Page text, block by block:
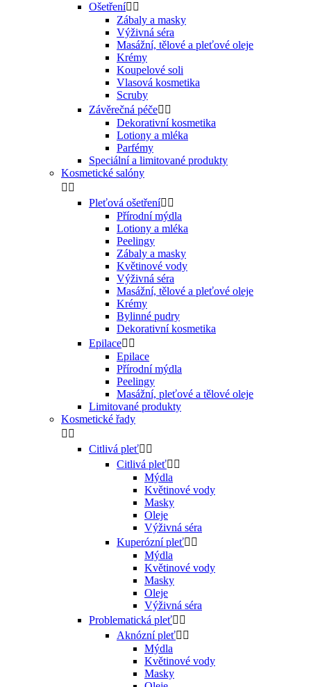
Ošetření 
Zábaly a masky
Výživná séra
Masážní, tělové a pleťové oleje
Krémy
Koupelové soli
Vlasová kosmetika
Scruby
Závěrečná péče 
Dekorativní kosmetika
Lotiony a mléka
Parfémy
Speciální a limitované produkty
Kosmetické salóny
 
Pleťová ošetření 
Přírodní mýdla
Lotiony a mléka
Peelingy
Zábaly a masky
Květinové vody
Výživná séra
Masážní, tělové a pleťové oleje
Krémy
Bylinné pudry
Dekorativní kosmetika
Epilace 
Epilace
Přírodní mýdla
Peelingy
Masážní, pleťové a tělové oleje
Limitované produkty
Kosmetické řady
 
Citlivá pleť 
Citlivá pleť 
Mýdla
Květinové vody
Masky
Oleje
Výživná séra
Kuperózní pleť 
Mýdla
Květinové vody
Masky
Oleje
Výživná séra
Problematická pleť 
Aknózní pleť 
Mýdla
Květinové vody
Masky